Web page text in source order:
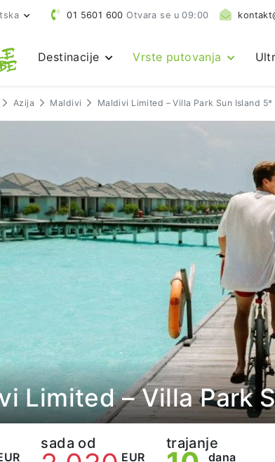
01 5601 600 Otvara se u 09:00
Destinacije Vrste putovanja
Azija Maldivi Maldivi Limited – Villa Park Sun Island 5*
Limited – Villa Park
sada od
EUR
trajanje
dana